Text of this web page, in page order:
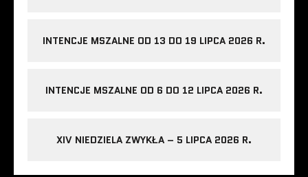
INTENCJE MSZALNE OD 13 DO 19 LIPCA 2026 R.
INTENCJE MSZALNE OD 6 DO 12 LIPCA 2026 R.
XIV NIEDZIELA ZWYKŁA – 5 LIPCA 2026 R.